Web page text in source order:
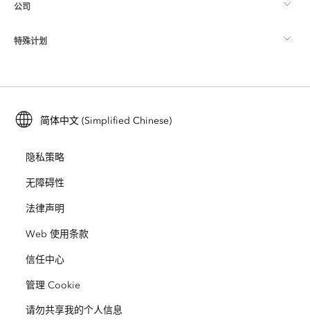
Esri Store
ArcGIS 博客
用户研究和测试
Esri 年轻专家关系网
什么是 GIS？
位置智能
培训
ArcUser
ArcNews
ArcWatch
Esri Press
Esri 视频
公司
关于 Esri
招贤纳士
开放视野
业务行为准则
网站地图
特殊计划
ArcGIS for Student Use
保护
教育
种族平等
简体中文 (Simplified Chinese)
隐私策略
无障碍性
法律声明
Web 使用条款
信任中心
管理 Cookie
请勿共享我的个人信息